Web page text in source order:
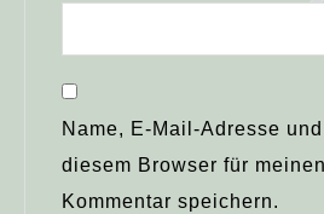
Name, E-Mail-Adresse
diesem Browser für
Kommentar speichern.